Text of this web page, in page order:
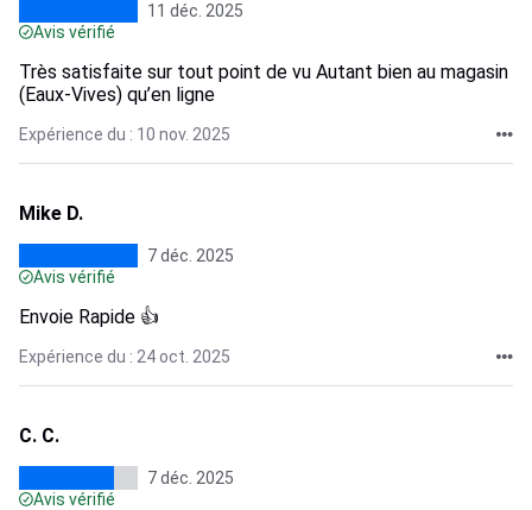
11 déc. 2025
Avis vérifié
Très satisfaite sur tout point de vu Autant bien au magasin
(Eaux-Vives) qu’en ligne
Expérience du : 10 nov. 2025
Mike D.
7 déc. 2025
Avis vérifié
Envoie Rapide 👍
Expérience du : 24 oct. 2025
C. C.
7 déc. 2025
Avis vérifié